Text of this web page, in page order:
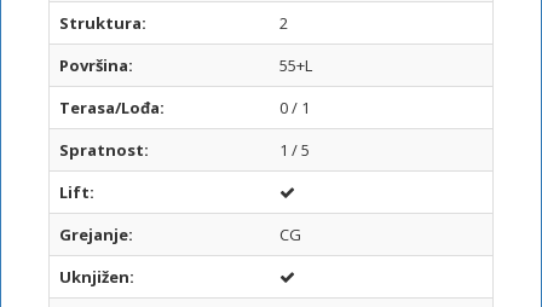
Struktura:
2
Površina:
55+L
Terasa/Lođa:
0 / 1
Spratnost:
1 / 5
Lift:
Grejanje:
CG
Uknjižen: